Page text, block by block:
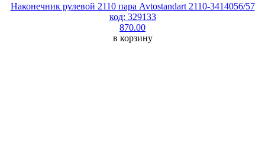
Наконечник рулевой 2110 пара Avtostandart 2110-3414056/57
код: 329133
870.00
в корзину